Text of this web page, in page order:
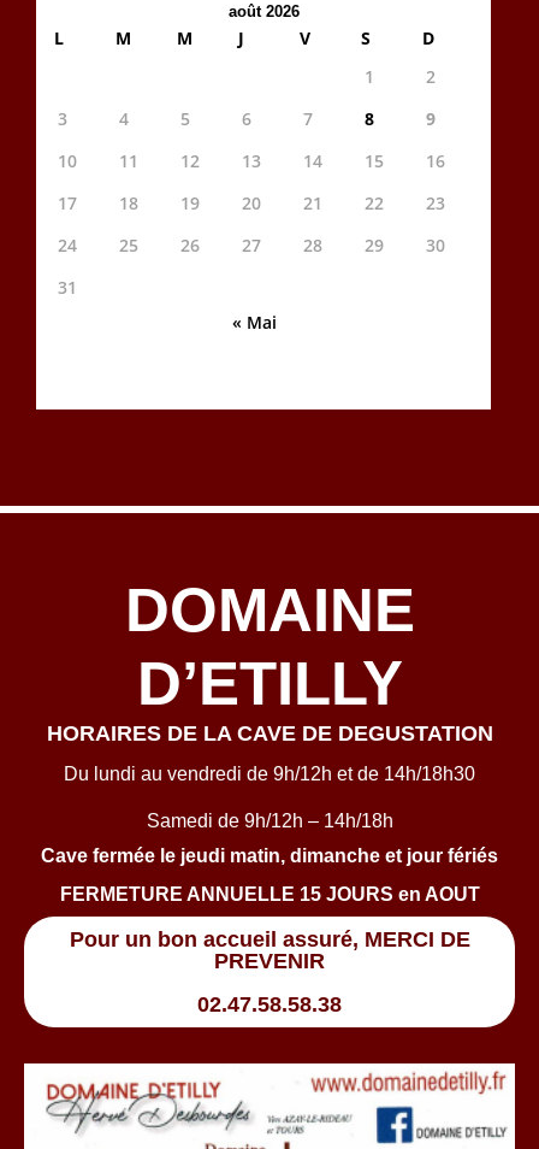
août 2026
L M M J V S
D
1
2
3
4 5 6 7 8
9
10
11 12 13 14 15
16
17
18 19 20 21 22
23
24
25 26 27 28 29
30
31
« Mai
DOMAINE
D’ETILLY
HORAIRES DE LA CAVE DE DEGUSTATION
Du lundi au vendredi de 9h/12h et de 14h/18h30
Samedi de 9h/12h – 14h/18h
Cave fermée le jeudi matin, dimanche et jour fériés
FERMETURE ANNUELLE 15 JOURS en AOUT
Pour un bon accueil assuré, MERCI DE
PREVENIR
02.47.58.58.38